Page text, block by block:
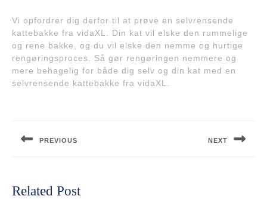
Vi opfordrer dig derfor til at prøve en selvrensende
kattebakke fra vidaXL. Din kat vil elske den rummelige
og rene bakke, og du vil elske den nemme og hurtige
rengøringsproces. Så gør rengøringen nemmere og
mere behagelig for både dig selv og din kat med en
selvrensende kattebakke fra vidaXL.
PREVIOUS NEXT
Related Post